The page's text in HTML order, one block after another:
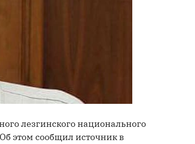
лезгинского национального
этом сообщил источник в